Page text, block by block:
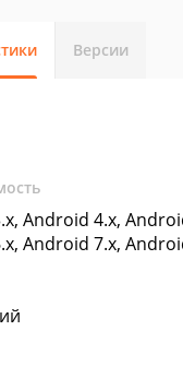
Версии
Android 4.x,
Android 7.x,